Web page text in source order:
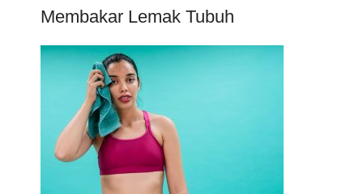
Membakar Lemak Tubuh